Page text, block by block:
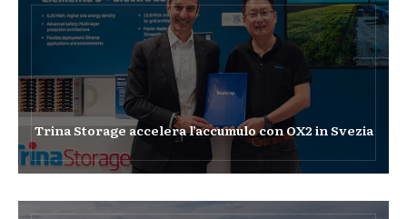
Trina Storage accelera l’accumulo con OX2 in Svezia